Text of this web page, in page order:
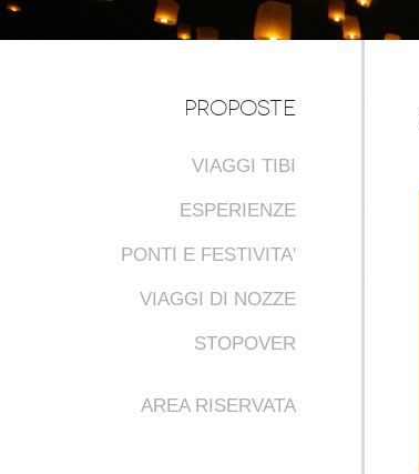
PROPOSTE
VIAGGI TIBI
ESPERIENZE
PONTI E FESTIVITA'
VIAGGI DI NOZZE
STOPOVER
AREA RISERVATA